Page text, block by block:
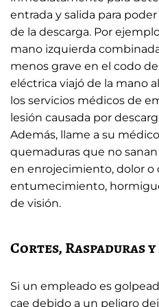
entrada y salida para
de la descarga. Por
mano izquierda
menos grave en el codo
eléctrica viajó de la mano
los servicios médicos de
lesión causada por
Además, llame a su
quemaduras que no
en enrojecimiento, dolor o
entumecimiento,
de visión.
Cortes, Raspaduras
Si un empleado es
cae debido a un peligro